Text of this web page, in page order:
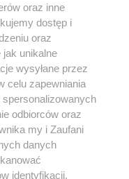
być powielany i
w jakikolwiek sposób (w
polu
umieszczaniem w Internecie
użycie lub
z naruszeniem prawa, tzn.
kary i może być ścigane
oraz inne
dostęp i
oraz
jak unikalne
wysyłane przez
celu zapewniania
odbiorców oraz
my i Zaufani
danych
identyfikacji.